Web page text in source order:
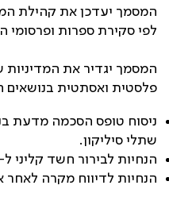
המסמך יעדכן את קהילת
לפי סקירת ספרות ופרסומי
המסמך יגדיר את המדיניות
פלסטית ואסתטית בנושאים
ניסוח טופס הסכמה מדעת
שתלי סיליקון.
הנחיות לבירור חשד קליני
הנחיות לדיווח מקרה